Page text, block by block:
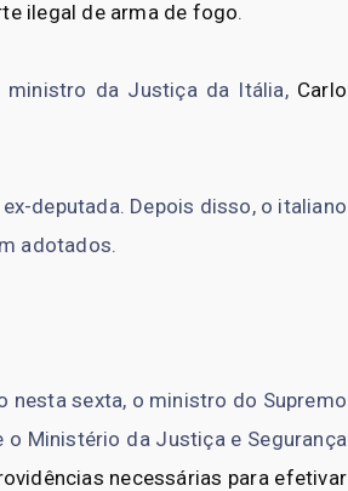
ilegal de arma de fogo.
ministro da Justiça da Itália, Carlo
deputada. Depois disso, o italiano
adotados.
sexta, o ministro do Supremo
o Ministério da Justiça e Segurança
necessárias para efetivar